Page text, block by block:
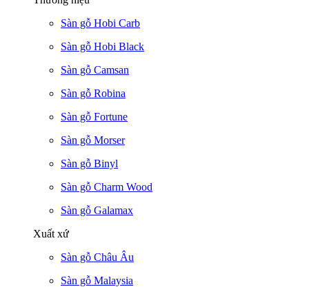
Sàn gỗ Hobi Carb
Sàn gỗ Hobi Black
Sàn gỗ Camsan
Sàn gỗ Robina
Sàn gỗ Fortune
Sàn gỗ Morser
Sàn gỗ Binyl
Sàn gỗ Charm Wood
Sàn gỗ Galamax
Xuất xứ
Sàn gỗ Châu Âu
Sàn gỗ Malaysia